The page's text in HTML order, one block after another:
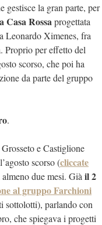
gestisce la gran parte, per
Casa Rossaprogettata
Leonardo Ximenes, fra
Proprio per effetto del
scorso, che poi ha
da parte del gruppo
.
e Castiglione
scorso (cliccate
due mesi. Già il 2
al gruppo Farchioni
sottolotti), parlando con
che spiegava i progetti